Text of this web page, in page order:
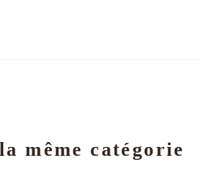
même catégorie